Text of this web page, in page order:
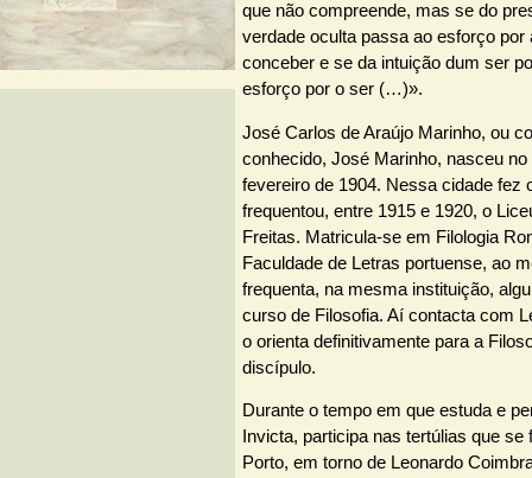
que não compreende, mas se do
verdade oculta passa ao esforço por
conceber e se da intuição dum ser
esforço por o ser (…)».
José Carlos de Araújo Marinho, ou
conhecido, José Marinho, nasceu no
fevereiro de 1904. Nessa cidade fez
frequentou, entre 1915 e 1920, o
Freitas. Matricula-se em Filologia
Faculdade de Letras portuense, ao
frequenta, na mesma instituição,
curso de Filosofia. Aí contacta com
o orienta definitivamente para a
discípulo.
Durante o tempo em que estuda e
Invicta, participa nas tertúlias que
Porto, em torno de Leonardo